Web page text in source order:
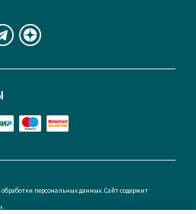
персональных данных. Сайт содержит